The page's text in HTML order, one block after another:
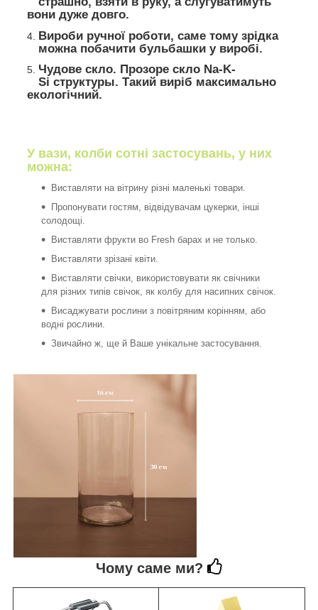
вони дуже довго.
Вироби ручної роботи, саме тому зрідка
можна побачити бульбашки у виробі.
Чудове скло. Прозоре скло Na-K-
Si структуры. Такий виріб максимально
екологічний.
У вази, колби сотні застосувань, у них
можна:
Виставляти на вітрину різні маленькі товари.
Пропонувати гостям, відвідувачам цукерки, інші
солодощі.
Виставляти фрукти во Fresh барах и не только.
Виставляти зрізані квіти.
Виставляти свічки, використовувати як свічники
для різних типів свічок, як колбу для насипних свічок.
Висаджувати рослини з повітряним корінням, або
водні рослини.
Звичайно ж, ще й Ваше унікальне застосування.
Чому саме ми?